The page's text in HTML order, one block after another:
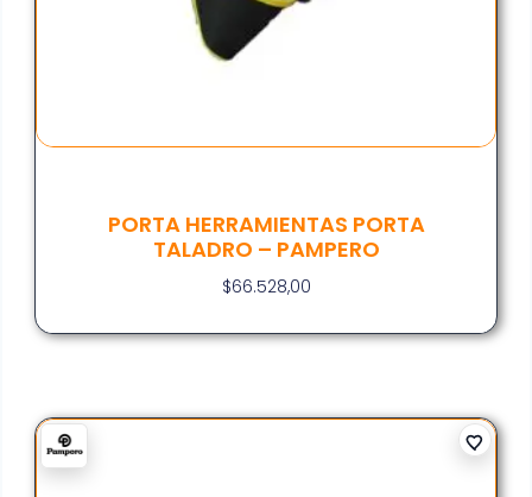
PORTA HERRAMIENTAS PORTA
TALADRO – PAMPERO
$66.528,00